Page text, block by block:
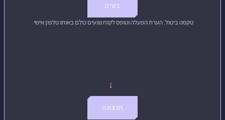
בעיה
טקסט ביטול, הערת הפעלה וטופס לקוח נוגעים כולם באותו טלפון אישי.
→
תוצאה